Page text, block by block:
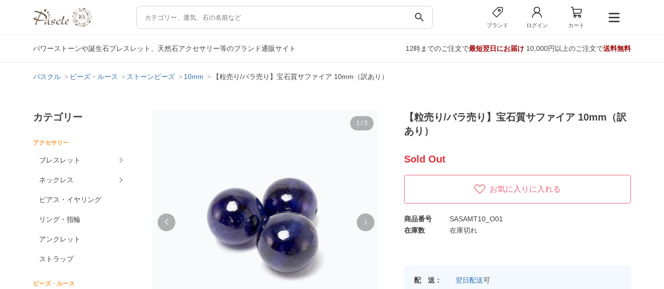
search
ブランド ログイン カート
パワーストーンや誕生石ブレスレット、天然石アクセサリー等のブランド通販サイト 12時までのご注文で最短翌日にお届け10,000円以上のご注文で送料無料
パスクル ビーズ・ルース ストーンビーズ 10mm 【粒売り/バラ売り】宝石質サファイア 10mm（訳あり）
カテゴリー
アクセサリー
ブレスレット
ネックレス
ピアス・イヤリング
リング・指輪
アンクレット
ストラップ
ビーズ・ルース
1 / 3
【粒売り/バラ売り】宝石質サファイア 10mm（訳
あり）
Sold Out
お気に入りに入れる
商品番号
SASAMT10_O01
在庫数
在庫切れ
配 送： 翌日配送可